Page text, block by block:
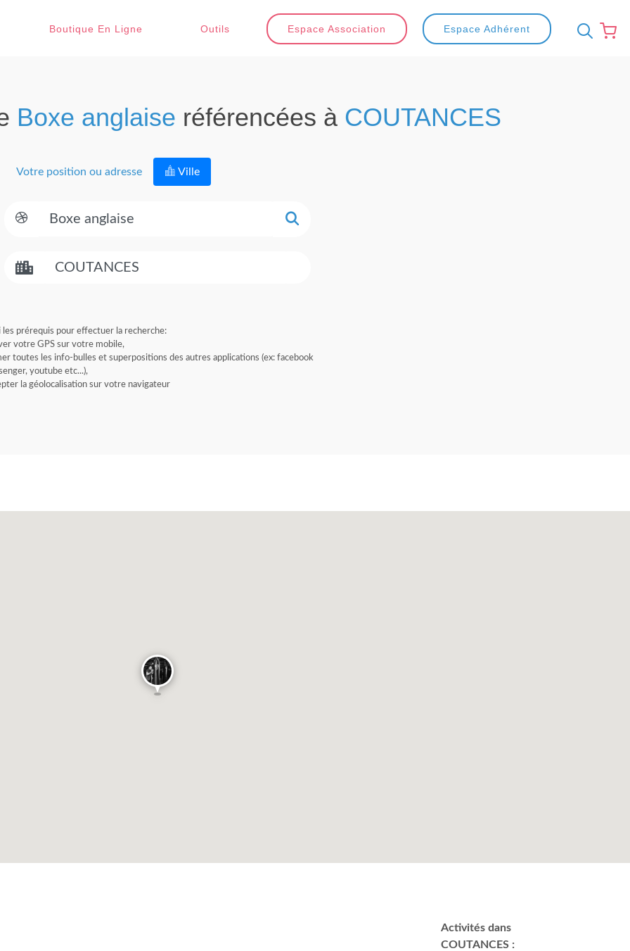
Boutique En Ligne Outils Espace Association Espace Adhérent
Boxe anglaise référencées à COUTANCES
Votre position ou adresse Ville
les prérequis pour effectuer la recherche:
votre GPS sur votre mobile,
toutes les info-bulles et superpositions des autres applications (ex: facebook
youtube etc...),
la géolocalisation sur votre navigateur
Activités dans
COUTANCES :